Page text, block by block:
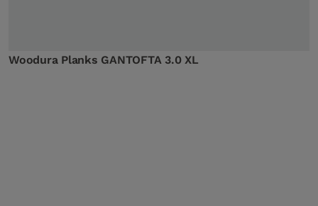
Woodura Planks GANTOFTA 3.0 XL